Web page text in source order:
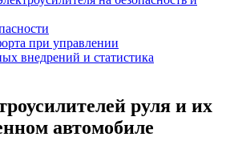
при управлении
внедрений и статистика
руля и их
автомобиле